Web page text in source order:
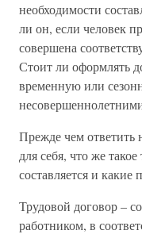
необходимости
ли он, если человек
совершена
Стоит ли оформлять
временную или
Прежде чем ответить
для себя, что же
составляется и
Трудовой договор –
работником, в